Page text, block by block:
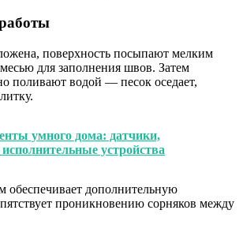
поверхность посыпают мелким
для заполнения швов. Затем
поливают водой — песок оседает,
умного дома: датчики,
устройства
обеспечивает дополнительную
проникновению сорняков между